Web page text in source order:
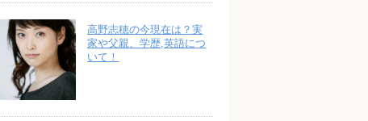
高野志穂の今現在は？実
家や父親、学歴,英語につ
いて！